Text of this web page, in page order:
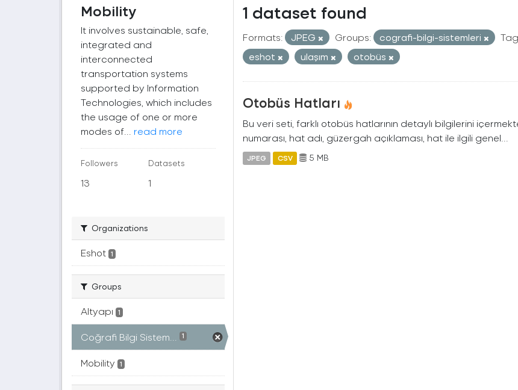
Mobility
It involves sustainable, safe,
integrated and
interconnected
transportation systems
supported by Information
Technologies, which includes
the usage of one or more
modes of... read more
Followers
13
Datasets
1
Organizations
Eshot 1
Groups
Altyapı 1
Coğrafi Bilgi Sistem... 1
Mobility 1
1 dataset found
Formats: JPEG Groups: cografi-bilgi-sistemleri
eshot
ulaşım otobüs
Otobüs Hatları
Bu veri seti, farklı otobüs hatlarının detaylı bilgilerini
numarası, hat adı, güzergah açıklaması, hat ile ilgili genel...
JPEG CSV 5 MB